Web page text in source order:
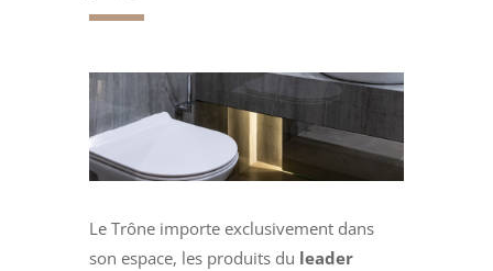
Le Trône importe exclusivement dans
son espace, les produits du leader